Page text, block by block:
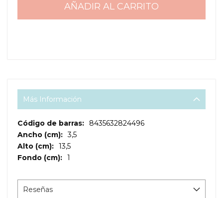
AÑADIR AL CARRITO
Más Información
Más
Información
8435632824496
3,5
13,5
1
Reseñas